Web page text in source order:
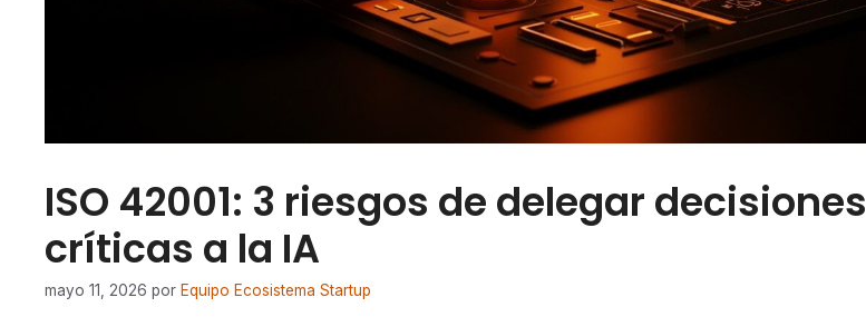
ISO 42001: 3 riesgos de delegar decisiones
críticas a la IA
mayo 11, 2026 por Equipo Ecosistema Startup